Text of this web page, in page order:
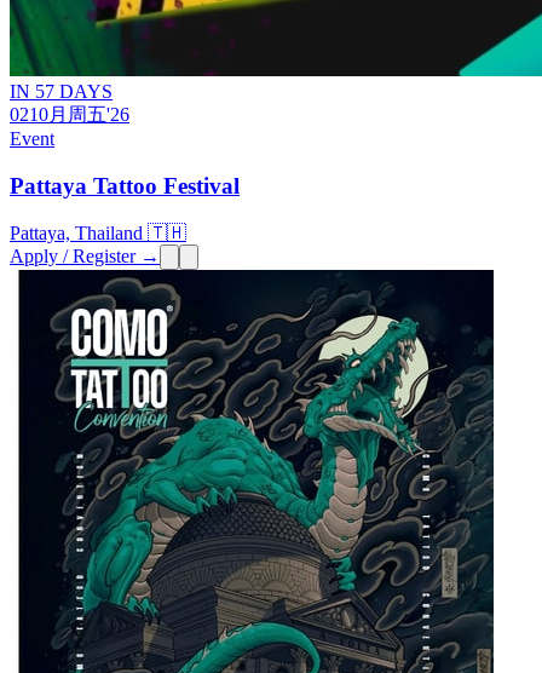
IN 57 DAYS
0210月 周五'26
Event
Pattaya Tattoo Festival
Pattaya, Thailand 🇹🇭
Apply / Register →